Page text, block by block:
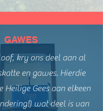
GAWES
kry ons deel aan al
en gawes. Hierdie
Heilige Gees aan elkeen
wat deel is van